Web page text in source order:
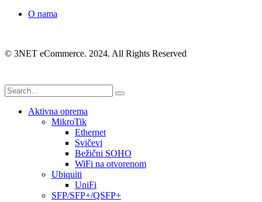
O nama
© 3NET eCommerce. 2024. All Rights Reserved
Aktivna oprema
MikroTik
Ethernet
Svičevi
Bežični SOHO
WiFi na otvorenom
Ubiquiti
UniFi
SFP/SFP+/QSFP+